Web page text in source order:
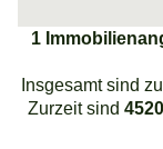
1
Insgesamt sind
Zurzeit sind